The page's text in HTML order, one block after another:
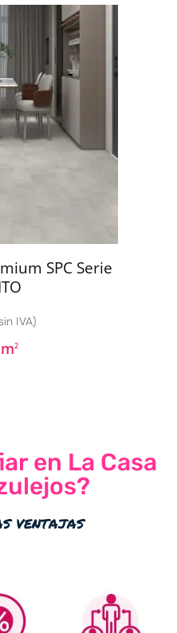
SPC Serie
IVA)
2
en La Casa
ventajas